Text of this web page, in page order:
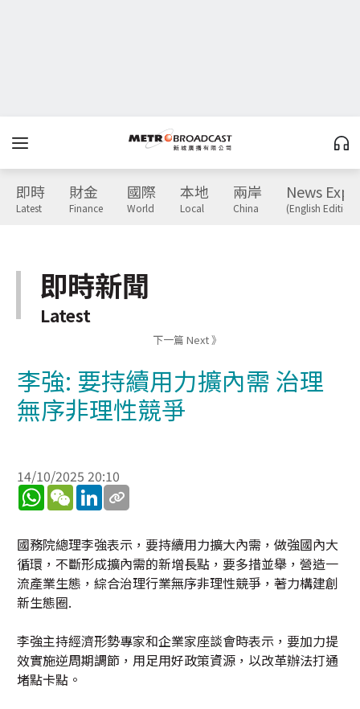
即時
Latest
財金
Finance
國際
World
本地
Local
兩岸
China
News
(English Edition)
即時新聞
Latest
下一篇 Next 》
李強: 要持續用力擴內需 治理
無序非理性競爭
14/10/2025 20:10
WhatsApp
WeChatLinkedIn
國務院總理李強表示，要持續用力擴大內需，做強國內大
循環，不斷形成擴內需的新增長點，要多措並舉，營造一
流產業生態，綜合治理行業無序非理性競爭，著力構建創
新生態圈.
李強主持經濟形勢專家和企業家座談會時表示，要加力提
效實施逆周期調節，用足用好政策資源，以改革辦法打通
堵點卡點。